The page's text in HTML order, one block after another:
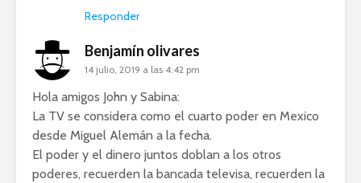
Responder
Benjamín olivares
14 julio, 2019 a las 4:42 pm
Hola amigos John y Sabina:
La TV se considera como el cuarto poder en Mexico
desde Miguel Alemán a la fecha.
El poder y el dinero juntos doblan a los otros
poderes, recuerden la bancada televisa, recuerden la